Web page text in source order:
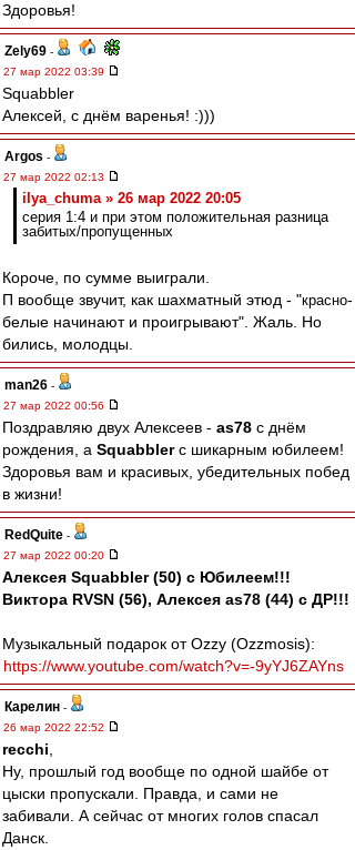
Здоровья!
Zely69 -
27 мар 2022 03:39
Squabbler
Алексей, с днём варенья! :)))
Argos -
27 мар 2022 02:13
ilya_chuma » 26 мар 2022 20:05
серия 1:4 и при этом положительная разница
забитых/пропущенных
Короче, по сумме выиграли.
П вообще звучит, как шахматный этюд - "красно-
белые начинают и проигрывают". Жаль. Но
бились, молодцы.
man26 -
27 мар 2022 00:56
Поздравляю двух Алексеев - as78 с днём
рождения, а Squabblerс шикарным юбилеем!
Здоровья вам и красивых, убедительных побед
в жизни!
RedQuite -
27 мар 2022 00:20
Алексея Squabbler (50) с Юбилеем!!!
Виктора RVSN (56), Алексея as78 (44) с ДР!!!
Музыкальный подарок от Ozzy (Ozzmosis):
https://www.youtube.com/watch?v=-9yYJ6ZAYns
Карелин -
26 мар 2022 22:52
recchi
Ну, прошлый год вообще по одной шайбе от
цыски пропускали. Правда, и сами не
забивали. А сейчас от многих голов спасал
Данск.